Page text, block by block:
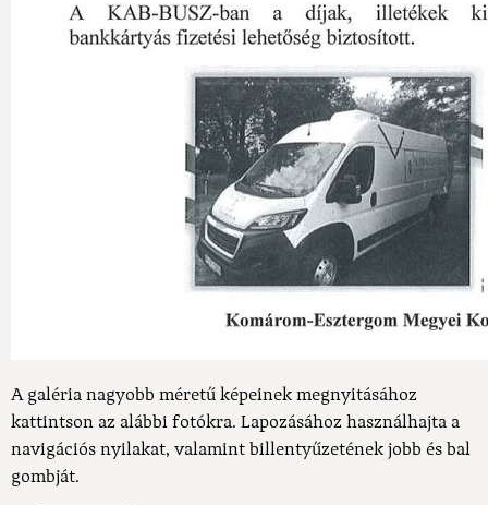
A galéria nagyobb méretű képeinek megnyitásához
kattintson az alábbi fotókra. Lapozásához használhajta a
navigációs nyilakat, valamint billentyűzetének jobb és bal
gombját.